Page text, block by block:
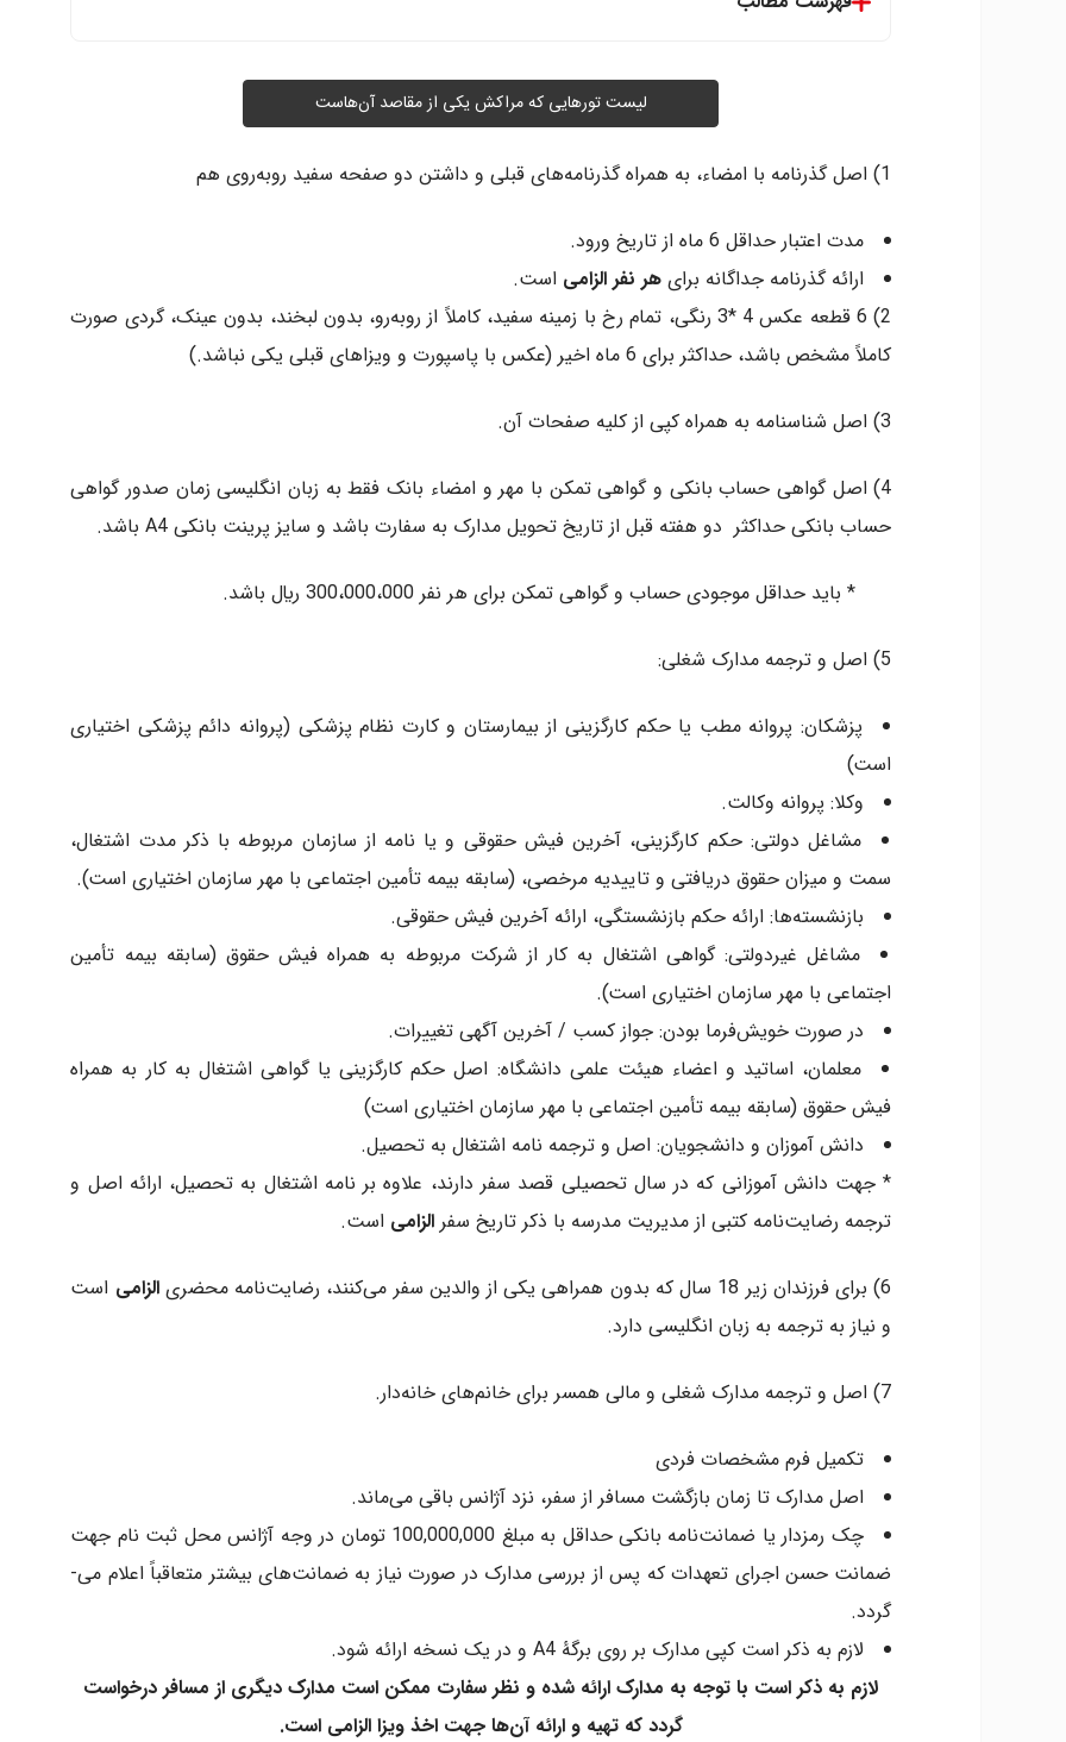
لیست تور‌هایی که مراکش یکی از مقاصد آن‌هاست
1) اصل گذرنامه با امضاء، به همراه گذرنامه­‌های قبلی و داشتن دو صفحه سفید روبه‌روی هم
مدت اعتبار حداقل 6 ماه از تاریخ ورود.
ارائه گذرنامه جداگانه برای هر نفر الزامی است.
2) 6 قطعه عکس 4 *3 رنگی، تمام رخ با زمینه سفید، کاملاً از روبه‌رو، بدون لبخند، بدون عینک، گردی صورت
کاملاً مشخص باشد، حداکثر برای 6 ماه اخیر (عکس با پاسپورت و ویزاهای قبلی یکی نباشد.)
3) اصل شناسنامه به همراه کپی از کلیه صفحات آن.
4) اصل گواهی حساب بانکی و گواهی تمکن با مهر و امضاء بانک فقط به زبان انگلیسی زمان صدور گواهی
حساب بانکی حداکثر دو هفته قبل از تاریخ تحویل مدارک به سفارت باشد و سایز پرینت بانکی A4 باشد.
* باید حداقل موجودی حساب و گواهی تمکن برای هر نفر 300،000،000 ريال باشد.
5) اصل و ترجمه مدارک شغلی:
پزشکان: پروانه مطب یا حکم کارگزینی از بیمارستان و کارت نظام پزشکی (پروانه دائم پزشکی اختیاری
است)
وکلا: پروانه وکالت.
مشاغل دولتی: حکم کارگزینی، آخرین فیش حقوقی و یا نامه از سازمان مربوطه با ذکر مدت اشتغال،
سمت و میزان حقوق دریافتی و تاییدیه مرخصی، (سابقه بیمه تأمین اجتماعی با مهر سازمان اختیاری است).
بازنشسته‌­ها: ارائه حکم بازنشستگی، ارائه آخرین فیش حقوقی.
مشاغل غیردولتی: گواهی اشتغال به کار از شرکت مربوطه به همراه فیش حقوق (سابقه بیمه تأمین
اجتماعی با مهر سازمان اختیاری است).
در صورت خویش‌فرما بودن: جواز کسب / آخرین آگهی تغییرات.
معلمان، اساتید و اعضاء هیئت علمی دانشگاه: اصل حکم کارگزینی یا گواهی اشتغال به کار به همراه
فیش حقوق (سابقه بیمه تأمین اجتماعی با مهر سازمان اختیاری است)
دانش آموزان و دانشجویان: اصل و ترجمه نامه اشتغال به تحصیل.
* جهت دانش آموزانی که در سال تحصیلی قصد سفر دارند، علاوه بر نامه اشتغال به تحصیل، ارائه اصل و
ترجمه رضایت‌­نامه کتبی از مدیریت مدرسه با ذکر تاریخ سفر الزامی است.
6) برای فرزندان زیر 18 سال که بدون همراهی یکی از والدین سفر می‌­کنند، رضایت­‌نامه محضری الزامی است
و نیاز به ترجمه به زبان انگلیسی دارد.
7) اصل و ترجمه مدارک شغلی و مالی همسر برای خانم‌های خانه‌­دار.
تکمیل فرم مشخصات فردی
اصل مدارک تا زمان بازگشت مسافر از سفر، نزد آژانس باقی می‌­ماند.
چک رمزدار یا ضمانت­‌نامه بانکی حداقل به مبلغ 100,000,000 تومان در وجه آژانس محل ثبت نام جهت
ضمانت حسن اجرای تعهدات که پس از بررسی مدارک در صورت نیاز به ضمانت‌­های بیشتر متعاقبا­ً اعلام می‌­
گردد.
لازم به ذکر است کپی مدارک بر روی برگۀ A4 و در یک نسخه ارائه شود.
لازم به ذکر است با توجه به مدارک ارائه شده و نظر سفارت ممکن است مدارک دیگری از مسافر درخواست
گردد که تهیه و ارائه آن‌ها جهت اخذ ویزا الزامی است.